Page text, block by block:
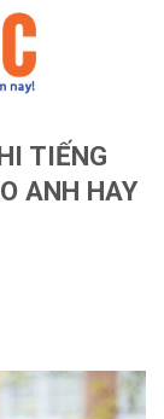
TIẾNG
ANH HAY